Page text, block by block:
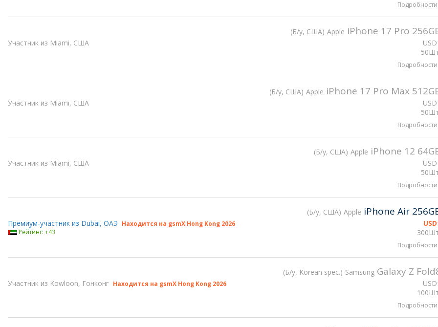
Подробности
Б/у, США Apple iPhone 17 Pro
USD
Участник из Miami, США
Подробности
Б/у, США Apple iPhone 17 Pro Max
USD
Участник из Miami, США
Подробности
Б/у, США Apple iPhone 12
USD
Участник из Miami, США
Подробности
Б/у, США Apple iPhone Air
USD
Премиум-участник из Dubai, ОАЭ Находится на gsmX Hong Kong 2026
Рейтинг: +43
Подробности
Б/у, Korean spec. Samsung Galaxy Z
USD
Участник из Kowloon, Гонконг Находится на gsmX Hong Kong 2026
Подробности